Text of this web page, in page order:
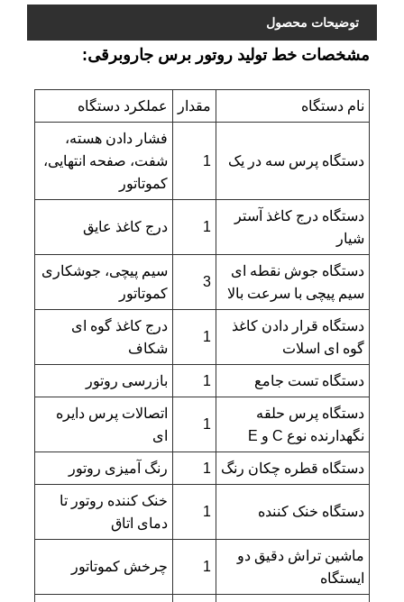
توضیحات محصول
مشخصات خط تولید روتور برس جاروبرقی:
نام دستگاه مقدار عملکرد دستگاه
دستگاه پرس سه در یک 1
فشار دادن هسته،
شفت، صفحه انتهایی،
کموتاتور
دستگاه درج کاغذ آستر
شیار
1 درج کاغذ عایق
دستگاه جوش نقطه ای
سیم پیچی با سرعت بالا
3
سیم پیچی، جوشکاری
کموتاتور
دستگاه قرار دادن کاغذ
گوه ای اسلات
1
درج کاغذ گوه ای
شکاف
دستگاه تست جامع 1 بازرسی روتور
دستگاه پرس حلقه
نگهدارنده نوع C و E
1
اتصالات پرس دایره
ای
دستگاه قطره چکان رنگ 1 رنگ آمیزی روتور
دستگاه خنک کننده 1
خنک کننده روتور تا
دمای اتاق
ماشین تراش دقیق دو
ایستگاه
1 چرخش کموتاتور